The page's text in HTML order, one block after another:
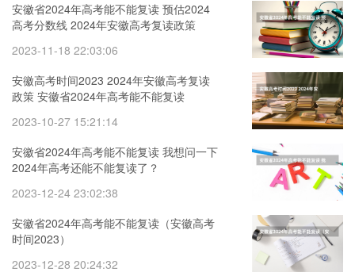
安徽省2024年高考能不能复读 预估2024
高考分数线 2024年安徽高考复读政策
2023-11-18 22:03:06
安徽高考时间2023 2024年安徽高考复读
政策 安徽省2024年高考能不能复读
2023-10-27 15:21:14
安徽省2024年高考能不能复读 我想问一下
2024年高考还能不能复读了？
2023-12-24 23:02:38
安徽省2024年高考能不能复读（安徽高考
时间2023）
2023-12-28 20:24:32